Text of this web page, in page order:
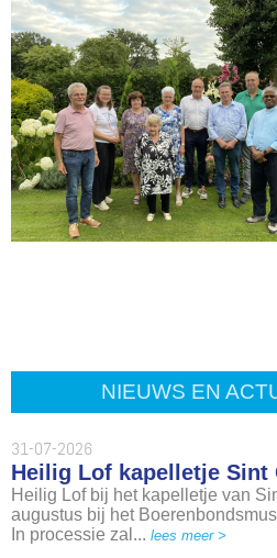
NIEUWS EN
31-07-2026
Heilig Lof kapelletje Sint
Heilig Lof bij het kapelletje van
augustus bij het
In processie zal... lees meer >